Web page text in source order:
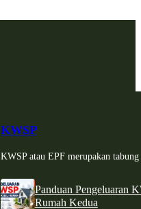
KWSP
KWSP atau EPF merupakan
Panduan Pengeluaran
Rumah Kedua